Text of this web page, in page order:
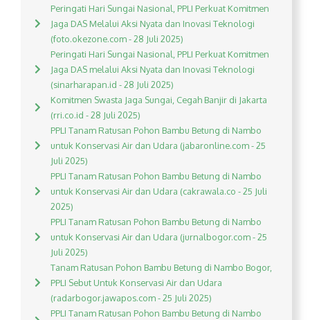
Peringati Hari Sungai Nasional, PPLI Perkuat Komitmen
Jaga DAS Melalui Aksi Nyata dan Inovasi Teknologi
(foto.okezone.com - 28 Juli 2025)
Peringati Hari Sungai Nasional, PPLI Perkuat Komitmen
Jaga DAS melalui Aksi Nyata dan Inovasi Teknologi
(sinarharapan.id - 28 Juli 2025)
Komitmen Swasta Jaga Sungai, Cegah Banjir di Jakarta
(rri.co.id - 28 Juli 2025)
PPLI Tanam Ratusan Pohon Bambu Betung di Nambo
untuk Konservasi Air dan Udara (jabaronline.com - 25
Juli 2025)
PPLI Tanam Ratusan Pohon Bambu Betung di Nambo
untuk Konservasi Air dan Udara (cakrawala.co - 25 Juli
2025)
PPLI Tanam Ratusan Pohon Bambu Betung di Nambo
untuk Konservasi Air dan Udara (jurnalbogor.com - 25
Juli 2025)
Tanam Ratusan Pohon Bambu Betung di Nambo Bogor,
PPLI Sebut Untuk Konservasi Air dan Udara
(radarbogor.jawapos.com - 25 Juli 2025)
PPLI Tanam Ratusan Pohon Bambu Betung di Nambo